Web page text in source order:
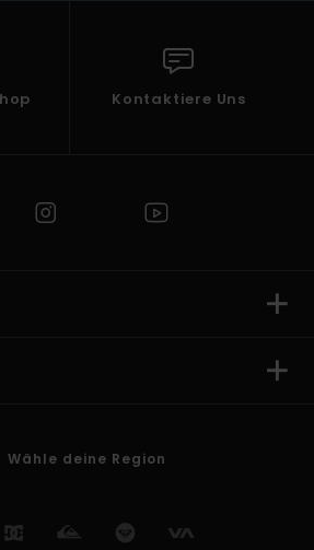
Kontaktiere Uns
Wähle deine Region